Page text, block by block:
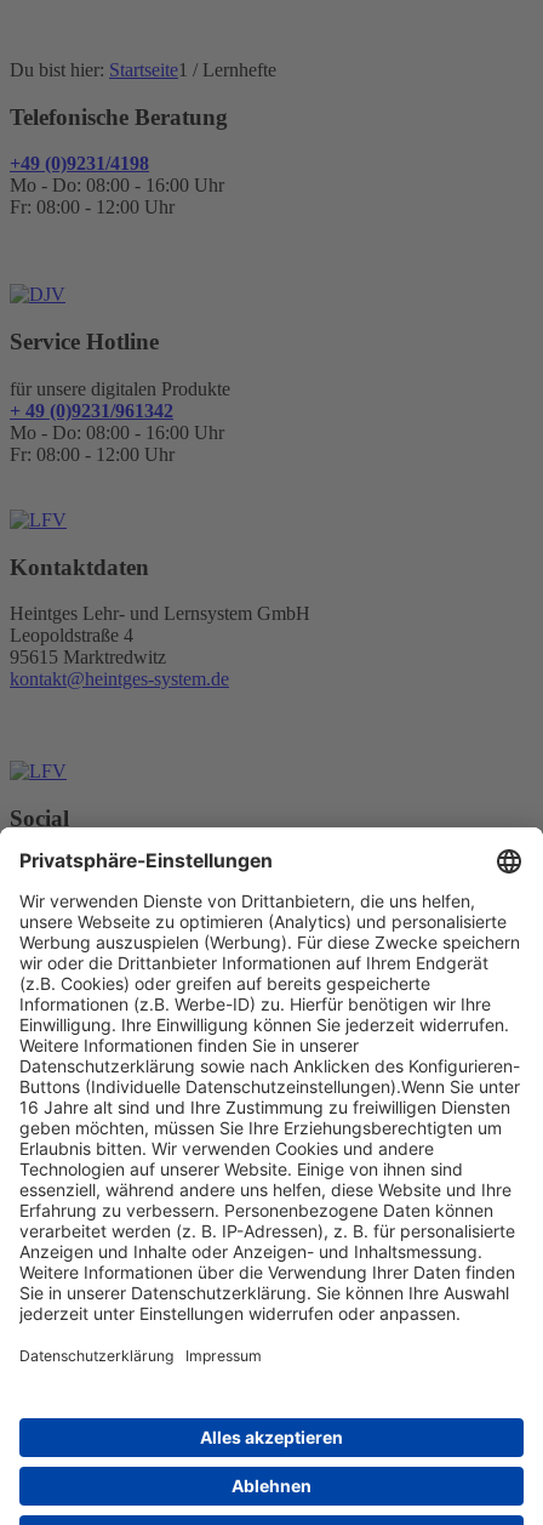
Du bist hier: Startseite1 / Lernhefte
Telefonische Beratung
+49 (0)9231/4198
Mo - Do: 08:00 - 16:00 Uhr
Fr: 08:00 - 12:00 Uhr
Service Hotline
für unsere digitalen Produkte
+ 49 (0)9231/961342
Mo - Do: 08:00 - 16:00 Uhr
Fr: 08:00 - 12:00 Uhr
Kontaktdaten
Heintges Lehr- und Lernsystem GmbH
Leopoldstraße 4
95615 Marktredwitz
kontakt@heintges-system.de
Social
Facebook
Youtube
© Copyright - Heintges Lehr- und Lernsystem GmbH
Impressum
Informationspflichten
Datenschutz
Widerrufsbelehrung
Nach oben scrollen
Find Your Way!
Categories
E-Learning News (3)
Heintges News(3)
Messen(2)
Jagd(8)
Expertentipps(1)
Tags